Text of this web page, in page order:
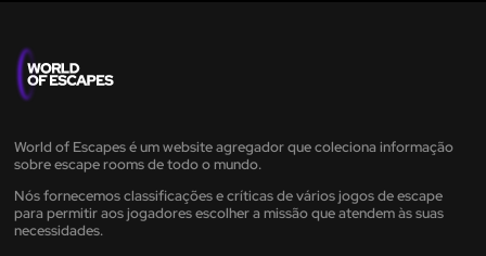
World of Escapes é um website agregador que coleciona informação
sobre escape rooms de todo o mundo.
Nós fornecemos classificações e críticas de vários jogos de escape
para permitir aos jogadores escolher a missão que atendem às suas
necessidades.